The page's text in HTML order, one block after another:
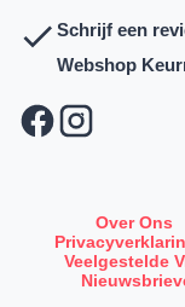
Schrijf een
Webshop
Over Ons
Veelgestelde